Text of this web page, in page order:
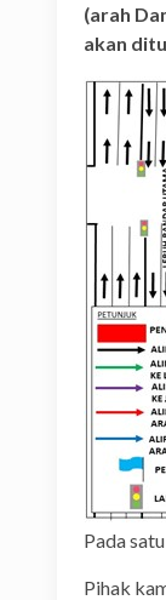
(arah
akan
Pada
Pihak